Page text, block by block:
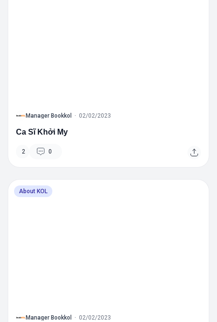
B Manager Bookkol · 02/02/2023
Ca Sĩ Khởi My
2 0
About KOL
B Manager Bookkol · 02/02/2023